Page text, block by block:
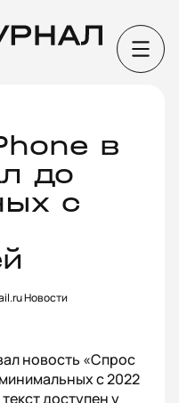
в
до
с
Новости
новость «Спрос
с 2022
доступен у